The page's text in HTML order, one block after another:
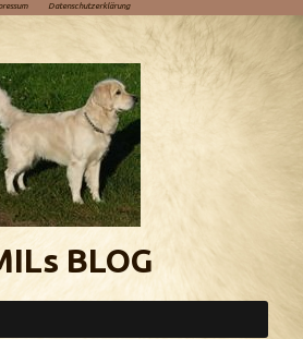
Datenschutzerklärung
BLOG